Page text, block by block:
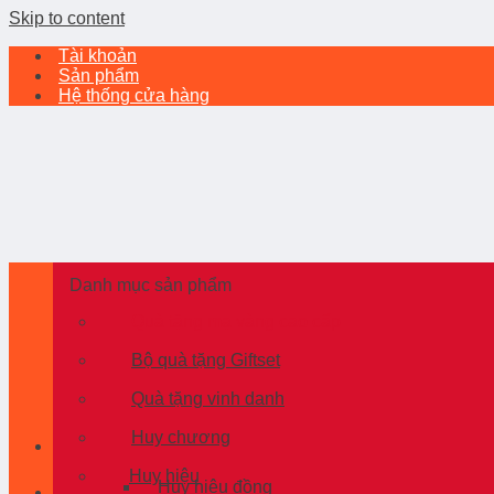
Skip to content
Tài khoản
Sản phẩm
Hệ thống cửa hàng
Danh mục sản phẩm
Bộ quà tặng Giftset
Quà tặng vinh danh
Huy chương
Huy hiệu
Huy hiệu đồng